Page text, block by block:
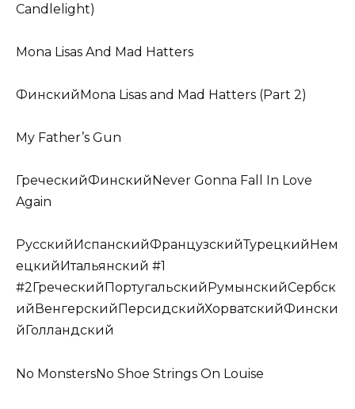
Candlelight)
Mona Lisas And Mad Hatters
ФинскийMona Lisas and Mad Hatters (Part 2)
My Father’s Gun
ГреческийФинскийNever Gonna Fall In Love
Again
РусскийИспанскийФранцузскийТурецкийНем
ецкийИтальянский #1
#2ГреческийПортугальскийРумынскийСербск
ийВенгерскийПерсидскийХорватскийФински
йГолландский
No MonstersNo Shoe Strings On Louise